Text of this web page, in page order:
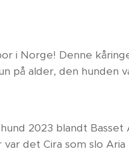
i Norge! Denne
på alder, den hunden
2023 blandt
det Cira som slo Aria